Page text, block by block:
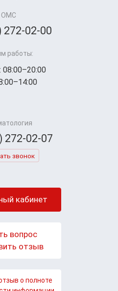
ОМС
272-02-00
работы:
08:00–20:00
272-02-07
звонок
кабинет
вопрос
отзыв
о полноте